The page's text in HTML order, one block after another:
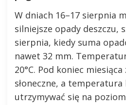
W dniach 16–17 sierpnia
silniejsze opady deszczu,
sierpnia, kiedy suma
nawet 32 mm.
20°C. Pod koniec
słoneczne, a temperatura
utrzymywać się na